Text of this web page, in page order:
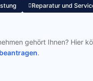
Reparatur und
gehört Ihnen? Hier
.